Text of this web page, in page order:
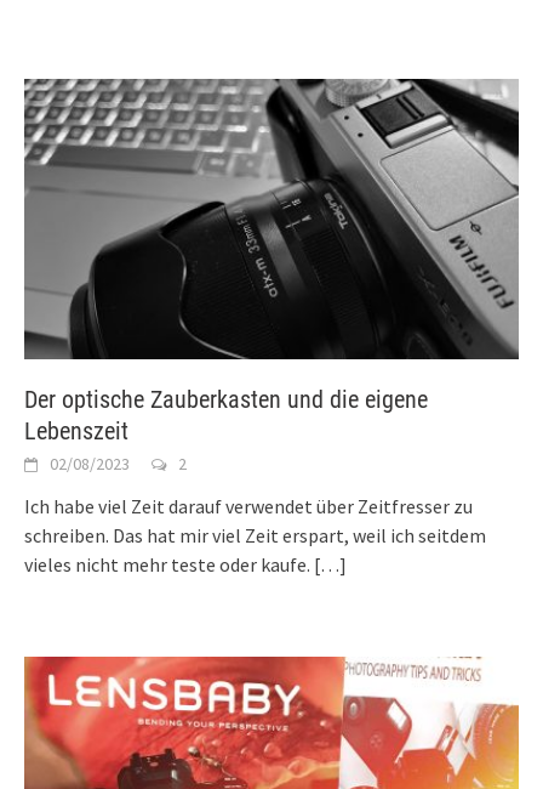
Der optische Zauberkasten und die eigene
Lebenszeit
02/08/2023 2
Ich habe viel Zeit darauf verwendet über Zeitfresser zu
schreiben. Das hat mir viel Zeit erspart, weil ich seitdem
vieles nicht mehr teste oder kaufe. […]